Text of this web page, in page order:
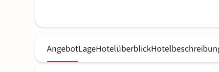
AngebotLageHotelüberblick